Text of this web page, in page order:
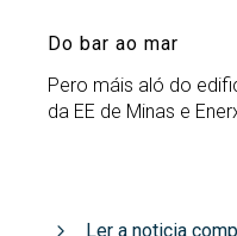
Do bar ao mar
Pero máis aló do
da EE de Minas e
Ler a noticia